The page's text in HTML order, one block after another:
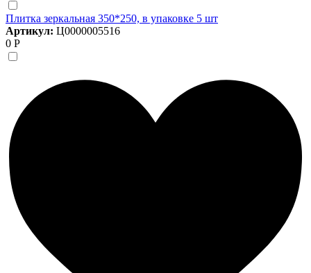
Плитка зеркальная 350*250, в упаковке 5 шт
Артикул: Ц0000005516
0 Р